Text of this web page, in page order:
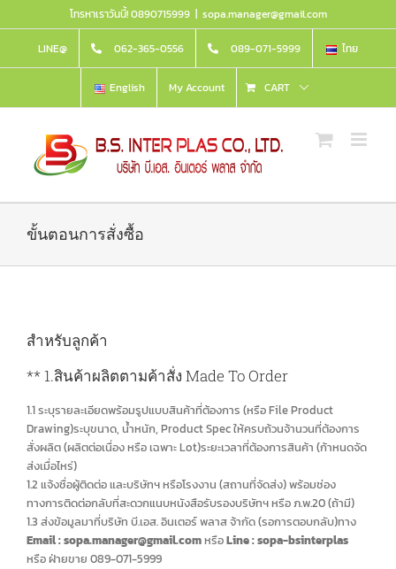
to
content
โทรหาเราวันนี้! 0890715999 | sopa.manager@gmail.com
LINE@ 062-365-0556 089-071-5999 ไทย
English My Account CART
ขั้นตอนการสั่งซื้อ
สำหรับลูกค้า
** 1.สินค้าผลิตตามค้าสั่ง Made To Order
1.1 ระบุรายละเอียดพร้อมรูปแบบสินค้าที่ต้องการ (หรือ File Product
Drawing)ระบุขนาด, น้ำหนัก, Product Spec ให้ครบถ้วนจ้านวนที่ต้องการ
สั่งผลิต (ผลิตต่อเนื่อง หรือ เฉพาะ Lot)ระยะเวลาที่ต้องการสินค้า (ก้าหนดจัด
ส่งเมื่อไหร่)
1.2 แจ้งชื่อผู้ติดต่อ และบริษัทฯ หรือโรงงาน (สถานที่จัดส่ง) พร้อมช่อง
ทางการติดต่อกลับที่สะดวกแนบหนังสือรับรองบริษัทฯ หรือ ภ.พ.20 (ถ้ามี)
1.3 ส่งข้อมูลมาที่บริษัท บี.เอส. อินเตอร์ พลาส จ้ากัด (รอการตอบกลับ)ทาง
Email : sopa.manager@gmail.comหรือLine : sopa-bsinterplas
หรือ ฝ่ายขาย 089-071-5999